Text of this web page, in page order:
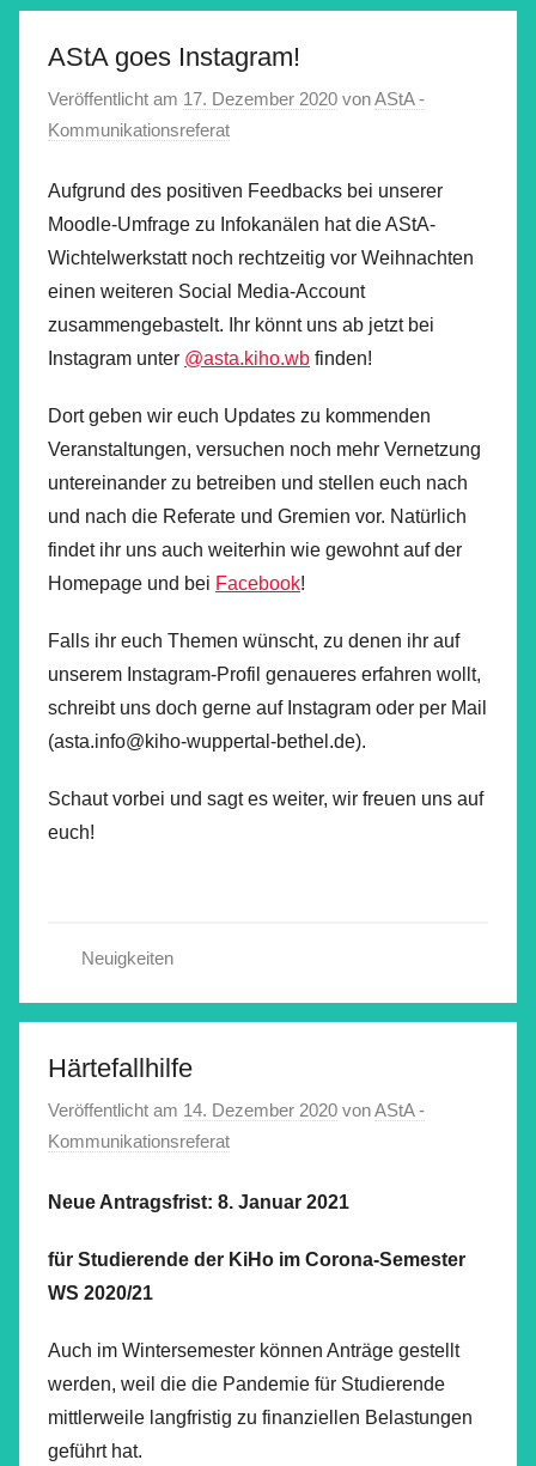
AStA goes Instagram!
Veröffentlicht am 17. Dezember 2020 vonAStA -
Kommunikationsreferat
Aufgrund des positiven Feedbacks bei unserer
Moodle-Umfrage zu Infokanälen hat die AStA-
Wichtelwerkstatt noch rechtzeitig vor Weihnachten
einen weiteren Social Media-Account
zusammengebastelt. Ihr könnt uns ab jetzt bei
Instagram unter @asta.kiho.wb finden!
Dort geben wir euch Updates zu kommenden
Veranstaltungen, versuchen noch mehr Vernetzung
untereinander zu betreiben und stellen euch nach
und nach die Referate und Gremien vor. Natürlich
findet ihr uns auch weiterhin wie gewohnt auf der
Homepage und bei Facebook!
Falls ihr euch Themen wünscht, zu denen ihr auf
unserem Instagram-Profil genaueres erfahren wollt,
schreibt uns doch gerne auf Instagram oder per Mail
(asta.info@kiho-wuppertal-bethel.de).
Schaut vorbei und sagt es weiter, wir freuen uns auf
euch!
Neuigkeiten
Härtefallhilfe
Veröffentlicht am 14. Dezember 2020 vonAStA -
Kommunikationsreferat
Neue Antragsfrist: 8. Januar 2021
für Studierende der KiHo im Corona-Semester
WS 2020/21
Auch im Wintersemester können Anträge gestellt
werden, weil die die Pandemie für Studierende
mittlerweile langfristig zu finanziellen Belastungen
geführt hat.